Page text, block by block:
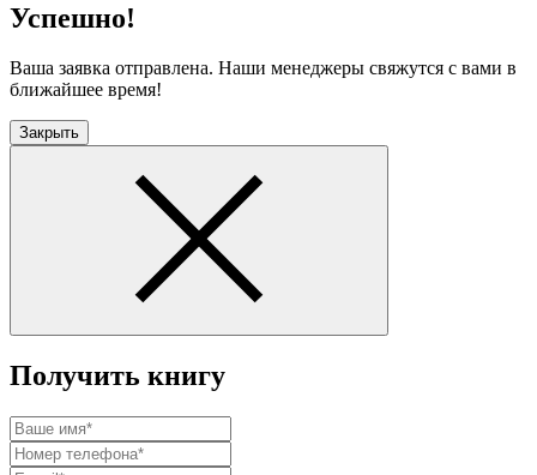
Успешно!
Ваша заявка отправлена. Наши менеджеры свяжутся с вами в
ближайшее время!
Закрыть
Получить книгу